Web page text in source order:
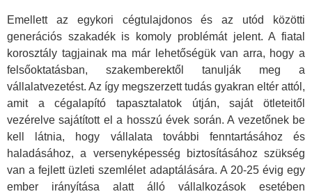
Emellett az egykori cégtulajdonos és az utód közötti
generációs szakadék is komoly problémát jelent. A fiatal
korosztály tagjainak ma már lehetőségük van arra, hogy a
felsőoktatásban, szakemberektől tanulják meg a
vállalatvezetést. Az így megszerzett tudás gyakran eltér attól,
amit a cégalapító tapasztalatok útján, saját ötleteitől
vezérelve sajátított el a hosszú évek során. A vezetőnek be
kell látnia, hogy vállalata további fenntartásához és
haladásához, a versenyképesség biztosításához szükség
van a fejlett üzleti szemlélet adaptálására. A 20-25 évig egy
ember irányítása alatt álló vállalkozások esetében